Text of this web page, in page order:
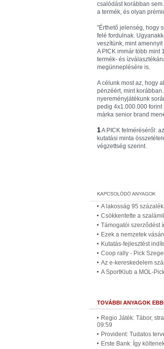
csalódást korábban
a termék, és olyan
"Érthető jelenség, hogy
felé fordulnak.
veszítünk, mint
A PICK immár több mint
termék- és
megünneplésére is.
A célunk most az, hogy
pénzéért, mint
nyereményjátékunk
pedig 4x1.000.000 forint
márka senior brand
1A PICK felméréséről:
kutatási minta
végzettség szerint.
A lakosság 95
Csökkentette a
Támogatói szerződést
Ezek a nemzetek
Kutatás-fejlesztést
Coop rally - Pick
Az e-kereskedelem
A SportKlub a MOL-
TOVÁBBI ANYAGOK
Regio Játék: Tábor,
09:59
Provident: Tudatos
Erste Bank: Így